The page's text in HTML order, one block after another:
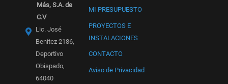
Más, S.A. de
C.V
Lic. José
Benítez 2186,
Deportivo
Obispado,
64040
MI PRESUPUESTO
PROYECTOS E
INSTALACIONES
CONTACTO
Aviso de Privacidad